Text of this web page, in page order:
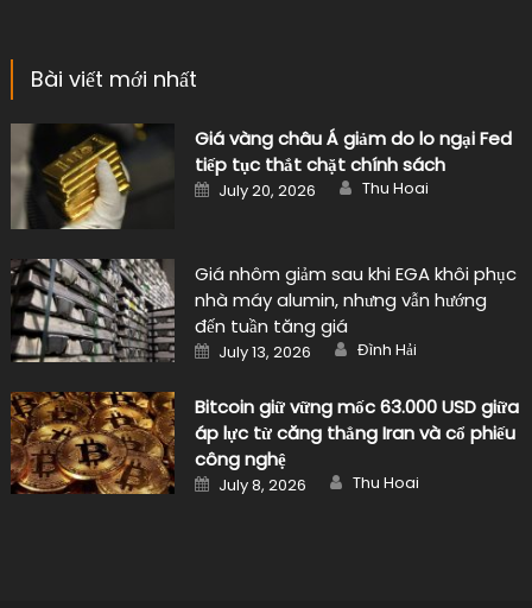
Bài viết mới nhất
Giá vàng châu Á giảm do lo ngại Fed
tiếp tục thắt chặt chính sách
Posted
on
July 20, 2026 Author
Thu Hoai
Giá nhôm giảm sau khi EGA khôi phục
nhà máy alumin, nhưng vẫn hướng
đến tuần tăng giá
Posted
on
July 13, 2026 Author
Đình Hải
Bitcoin giữ vững mốc 63.000 USD giữa
áp lực từ căng thẳng Iran và cổ phiếu
công nghệ
Posted
on
July 8, 2026 Author
Thu Hoai